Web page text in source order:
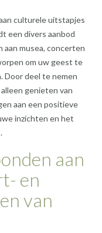
culturele uitstapjes
een divers aanbod
musea, concerten
om uw geest te
Door deel te nemen
genieten van
aan een positieve
inzichten en het
aan
en
van